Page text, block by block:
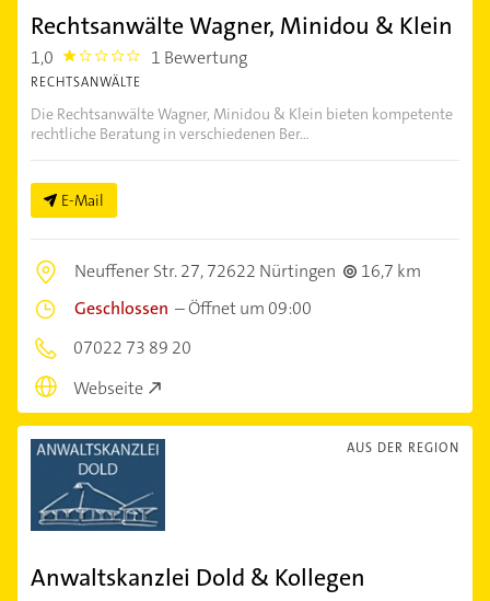
Rechtsanwälte Wagner, Minidou & Klein
1,0 1.0 1 Bewertung
RECHTSANWÄLTE
Die Rechtsanwälte Wagner, Minidou & Klein bieten kompetente
rechtliche Beratung in verschiedenen Ber...
E-Mail
Neuffener Str. 27,72622 Nürtingen
16,7 km
Geschlossen –Öffnet um 09:00
07022 73 89 20
Webseite
AUS DER REGION
Anwaltskanzlei Dold & Kollegen